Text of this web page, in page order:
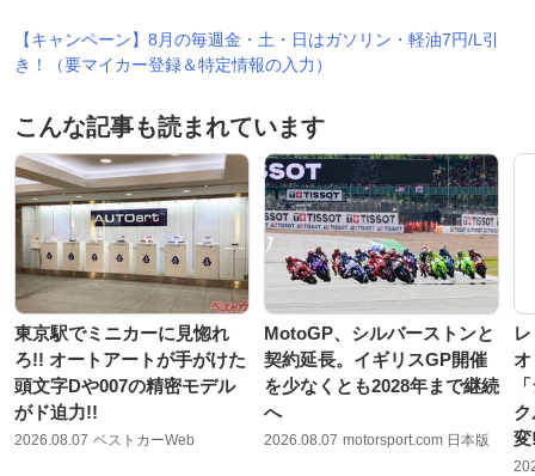
【キャンペーン】8月の毎週金・土・日はガソリン・軽油7円/L引
き！（要マイカー登録＆特定情報の入力）
こんな記事も読まれています
東京駅でミニカーに見惚れ
ろ!! オートアートが手がけた
頭文字Dや007の精密モデル
がド迫力!!
2026.08.07 ベストカーWeb
MotoGP、シルバーストンと
契約延長。イギリスGP開催
を少なくとも2028年まで継続
へ
2026.08.07 motorsport.com 日本版